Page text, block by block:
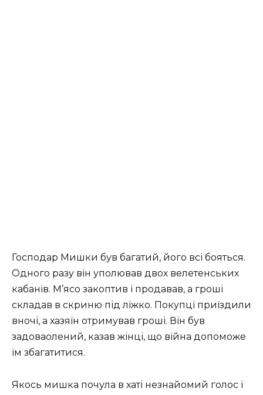
Господар Мишки був багатий, його всі бояться.
Одного разу він уполював двох велетенських
кабанів. М’ясо закоптив і продавав, а гроші
складав в скриню під ліжко. Покупці приїздили
вночі, а хазяїн отримував гроші. Він був
задоваолений, казав жінці, що війна допоможе
їм збагатитися.
Якось мишка почула в хаті незнайомий голос і